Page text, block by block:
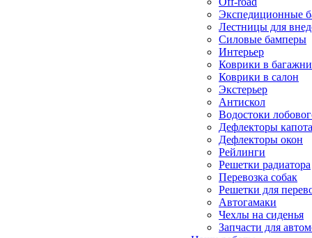
Экспедиционные
Лестницы для
Силовые бамперы
Интерьер
Коврики в
Коврики в салон
Экстерьер
Антискол
Водостоки
Дефлекторы капота
Дефлекторы окон
Рейлинги
Решетки радиатора
Перевозка собак
Решетки для
Автогамаки
Чехлы на сиденья
Запчасти для